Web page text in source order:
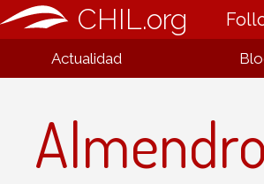
CHIL.org
Actualidad
Almendro